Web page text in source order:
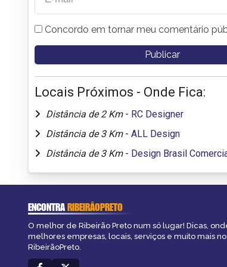
Concordo em tornar meu comentário
Locais Próximos - Onde Fica:
Distância de 2 Km - RC Designer
Distância de 3 Km - ALL Design
Distância de 3 Km - Design Brasil
ENCONTRARIBEIRÃOPRETO
O melhor de Ribeirão Preto num só lugar! Dicas,
melhores empresas, locais, serviços e muito mais
RibeirãoPreto.